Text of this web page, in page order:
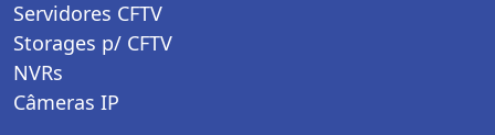
Servidores CFTV
Storages p/ CFTV
NVRs
Câmeras IP